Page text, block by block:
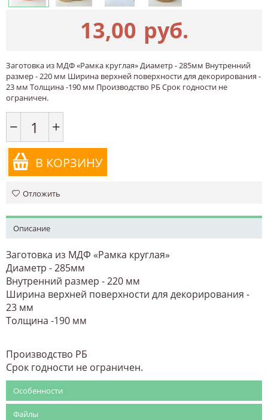
13,00 руб.
Заготовка из МДФ «Рамка круглая» Диаметр - 285мм Внутренний
размер - 220 мм Ширина верхней поверхности для декорирования -
23 мм Толщина -190 мм Производство РБ Срок годности не
ограничен.
− +
В КОРЗИНУ
Отложить
Описание
Заготовка из МДФ «Рамка круглая»
Диаметр - 285мм
Внутренний размер - 220 мм
Ширина верхней поверхности для декорирования -
23 мм
Толщина -190 мм
Производство РБ
Срок годности не ограничен.
Особенности
Файлы